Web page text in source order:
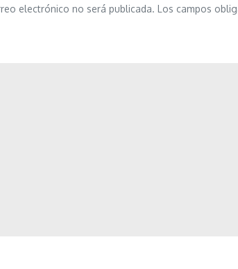
electrónico no será publicada. Los campos